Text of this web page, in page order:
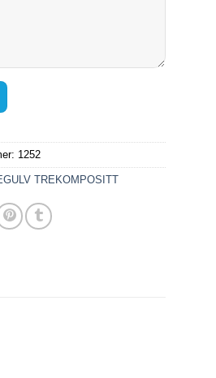
1252
TREKOMPOSITT